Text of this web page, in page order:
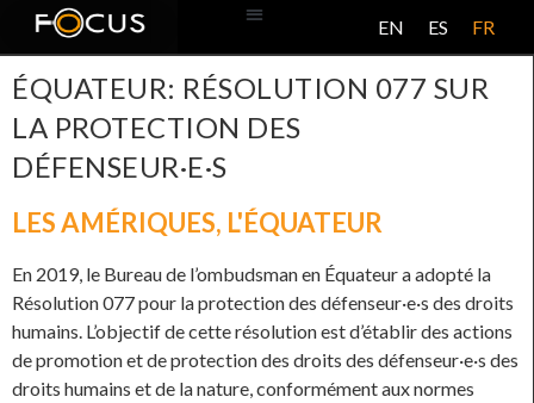
EN ES FR
ÉQUATEUR: RÉSOLUTION 077 SUR
LA PROTECTION DES
DÉFENSEUR·E·S
LES AMÉRIQUES, L'ÉQUATEUR
En 2019, le Bureau de l’ombudsman en Équateur a adopté la
Résolution 077 pour la protection des défenseur·e·s des droits
humains. L’objectif de cette résolution est d’établir des actions
de promotion et de protection des droits des défenseur·e·s des
droits humains et de la nature, conformément aux normes